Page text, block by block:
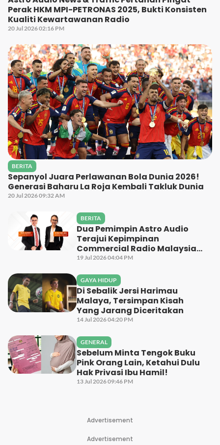
Perak HKM MPI-PETRONAS 2025, Bukti Konsisten
Kualiti Kewartawanan Radio
20 Jul 2026 02:16 PM
BERITA
Sepanyol Juara Perlawanan Bola Dunia 2026!
Generasi Baharu La Roja Kembali Takluk Dunia
20 Jul 2026 09:32 AM
BERITA
Dua Pemimpin Astro Audio
Terajui Kepimpinan
Commercial Radio Malaysia
Bagi Penggal 2026-2028
19 Jul 2026 04:04 PM
GAYA HIDUP
Di Sebalik Jersi Harimau
Malaya, Tersimpan Kisah
Yang Jarang Diceritakan
14 Jul 2026 04:20 PM
GENERAL
Sebelum Minta Tengok Buku
Pink Orang Lain, Ketahui Dulu
Hak Privasi Ibu Hamil!
13 Jul 2026 09:46 PM
Advertisement
Advertisement